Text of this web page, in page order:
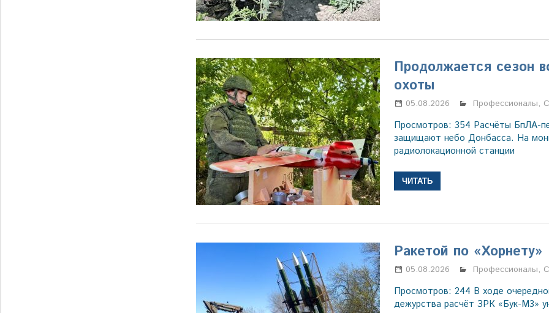
Продолжается сезон
охоты
05.08.2026 Марина
Профессионалы,
Просмотров: 354 Расчёты БпЛА-
защищают небо Донбасса. На
радиолокационной станции
ЧИТАТЬ
Ракетой по «Хорнету»
05.08.2026 Марина
Профессионалы,
Просмотров: 244 В ходе
дежурства расчёт ЗРК «Бук-М3»